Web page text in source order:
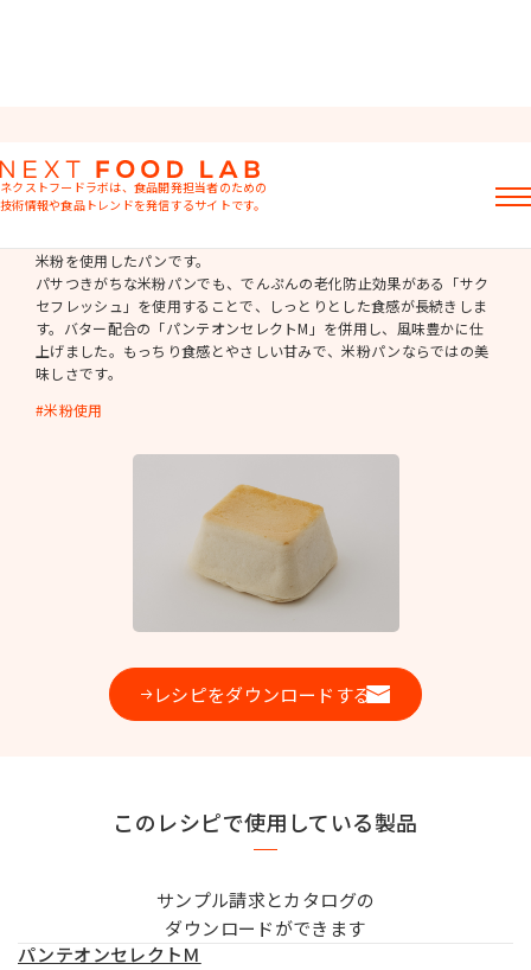
MIYOSHI MIRAI PLATFORM
ネクストフードラボは、食品開発担当者のための
技術情報や食品トレンドを発信するサイトです。
植物性ミルク 食感改良
お問い合わせ
記事
製品情報
レシピ
イベント・セミナー
ミヨシ油脂の強み
食事パン
ライスブレッド
米粉を使用したパンです。
パサつきがちな米粉パンでも、でんぷんの老化防止効果がある「サク
セフレッシュ」を使用することで、しっとりとした食感が長続きしま
す。バター配合の「パンテオンセレクトM」を併用し、風味豊かに仕
上げました。もっちり食感とやさしい甘みで、米粉パンならではの美
味しさです。
米粉使用
レシピをダウンロードする
このレシピで使用している製品
サンプル請求とカタログの
ダウンロードができます
パンテオンセレクトＭ